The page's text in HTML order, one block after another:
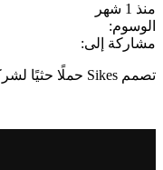
منذ 1 شهر
الوسوم:
مشاركة إلى:
تصمم Sikes حملًا حثيًا لشركة Daikin Malaysia.